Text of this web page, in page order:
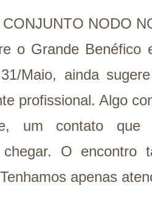
NODO
o Grande Benéfico
Maio, ainda
profissional. Algo
um contato
chegar. O encontro
apenas